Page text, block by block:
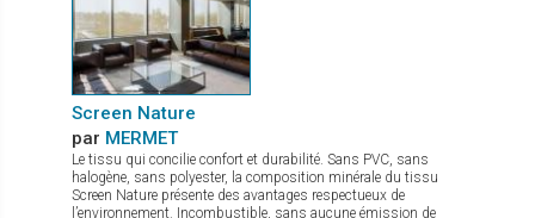
Screen Nature
par MERMET
Le tissu qui concilie confort et durabilité. Sans PVC, sans
halogène, sans polyester, la composition minérale du tissu
Screen Nature présente des avantages respectueux de
l’environnement. Incombustible, sans aucune émission de